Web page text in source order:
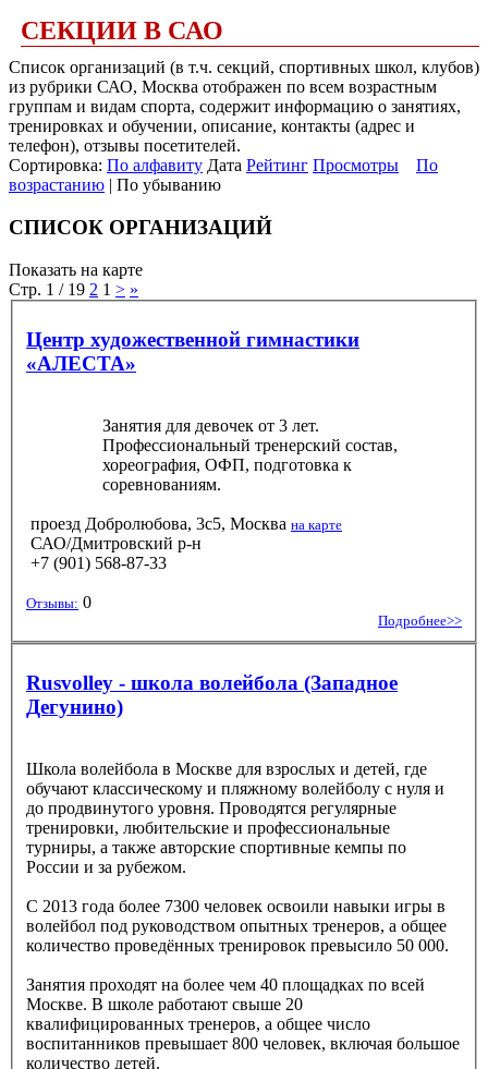
СЕКЦИИ В САО
Список организаций (в т.ч. секций, спортивных школ, клубов)
из рубрики САО, Москва отображен по всем возрастным
группам и видам спорта, содержит информацию о занятиях,
тренировках и обучении, описание, контакты (адрес и
телефон), отзывы посетителей.
Сортировка: По алфавиту Дата Рейтинг Просмотры
По
возрастанию | По убыванию
СПИСОК ОРГАНИЗАЦИЙ
Показать на карте
Стр. 1 / 19 2 1 > »
Центр художественной гимнастики
«АЛЕСТА»
Занятия для девочек от 3 лет.
Профессиональный тренерский состав,
хореография, ОФП, подготовка к
соревнованиям.
проезд Добролюбова, 3с5, Москва на карте
САО/Дмитровский р-н
+7 (901) 568-87-33
Отзывы: 0
Подробнее>>
Rusvolley - школа волейбола (Западное
Дегунино)
Школа волейбола в Москве для взрослых и детей, где
обучают классическому и пляжному волейболу с нуля и
до продвинутого уровня. Проводятся регулярные
тренировки, любительские и профессиональные
турниры, а также авторские спортивные кемпы по
России и за рубежом.
С 2013 года более 7300 человек освоили навыки игры в
волейбол под руководством опытных тренеров, а общее
количество проведённых тренировок превысило 50 000.
Занятия проходят на более чем 40 площадках по всей
Москве. В школе работают свыше 20
квалифицированных тренеров, а общее число
воспитанников превышает 800 человек, включая большое
количество детей.